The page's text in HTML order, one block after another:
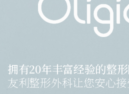
拥有20年丰富经验的整形
友利整形外科让您安心接